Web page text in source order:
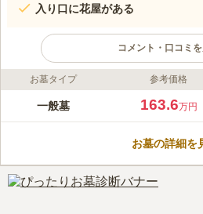
入り口に花屋がある
コメント・口コミ
ライフドット編集部のコメント
忠岡駅から徒歩圏内、タクシー
です。トイレ、駐車場、水汲み
ます。申込時点において忠岡町
できますが、保証人がいる場合は
口コミ評価
お墓タイプ 参考価格
一般墓 163.6万円
お墓の詳細を